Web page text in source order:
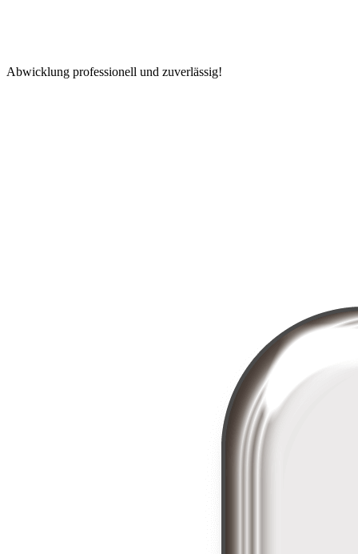
Abwicklung professionell und zuverlässig!